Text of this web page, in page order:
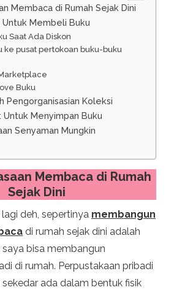
Membaca di Rumah Sejak Dini
Membeli Buku
Saat Ada Diskon
ke pusat pertokoan buku-buku
Buku
Pengorganisasian Koleksi
Untuk Menyimpan Buku
Senyaman Mungkin
Membaca di Rumah
Sejak Dini
deh, sepertinya membangun
di rumah sejak dini adalah
bisa membangun
di rumah. Perpustakaan pribadi
ada dalam bentuk fisik